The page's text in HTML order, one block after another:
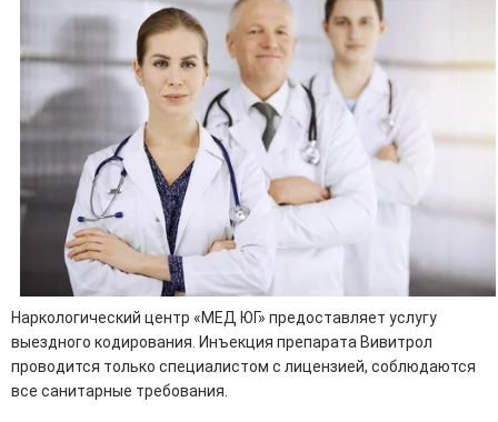
Наркологический центр «МЕД ЮГ» предоставляет услугу
выездного кодирования. Инъекция препарата Вивитрол
проводится только специалистом с лицензией, соблюдаются
все санитарные требования.